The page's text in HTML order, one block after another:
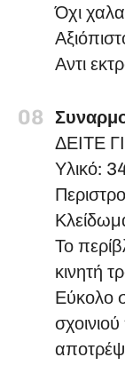
Όχι
Αντι
08
ΔΕΙΤΕ
Υλικό:
Το
κινητή
Εύκολο